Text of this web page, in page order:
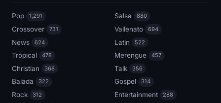
Pop 1,291 Salsa 880
Crossover 731 Vallenato 694
News 624 Latin 522
Tropical 478 Merengue 457
Christian 368 Talk 356
Balada 322 Gospel 314
Rock 312 Entertainment 288